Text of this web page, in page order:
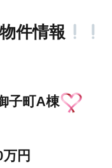
件情報
子町A棟
円